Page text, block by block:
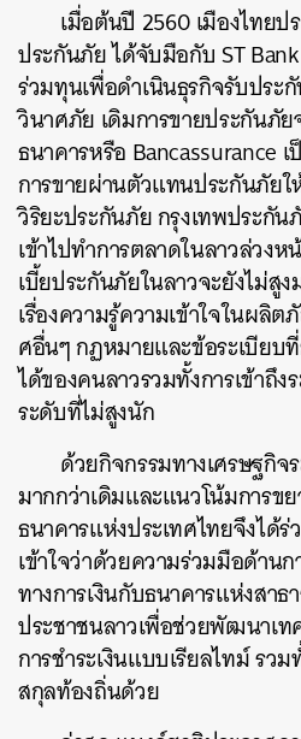
เมื่อต้นปี 2560 เมืองไทยป
ประกันภัย ได้จับมือกับ ST
ร่วมทุนเพื่อดำเนินธุรกิจรับประ
วินาศภัย เดิมการขายประกันภั
ธนาคารหรือ Bancassurance
การขายผ่านตัวแทนประกันภัย
วิริยะประกันภัย กรุงเทพประกั
เข้าไปทำการตลาดในลาวล่วง
เบี้ยประกันภัยในลาวจะยังไม่สู
เรื่องความรู้ความเข้าใจในผลิ
ศอื่นๆ กฏหมายและข้อระเบียบ
ได้ของคนลาวรวมทั้งการเข้าถึ
ระดับที่ไม่สูงนัก
ด้วยกิจกรรมทางเศรษฐกิจ
มากกว่าเดิมและแนวโน้มการข
ธนาคารแห่งประเทศไทยจึงได้ร่
เข้าใจว่าด้วยความร่วมมือด้านก
ทางการเงินกับธนาคารแห่งสาธ
ประชาชนลาวเพื่อช่วยพัฒนาเท
การชำระเงินแบบเรียลไทม์ รว
สกุลท้องถิ่นด้วย